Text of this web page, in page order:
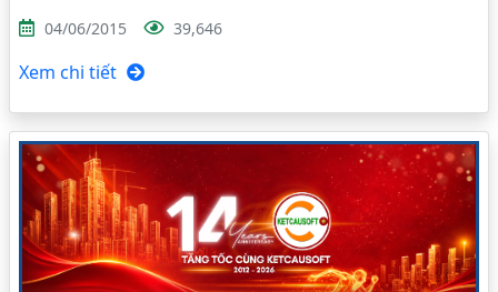
04/06/2015 39,646
Xem chi tiết